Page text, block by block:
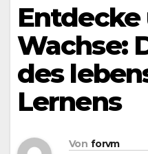
Entdecke
Wachse:
des
Lernens
Von forvm